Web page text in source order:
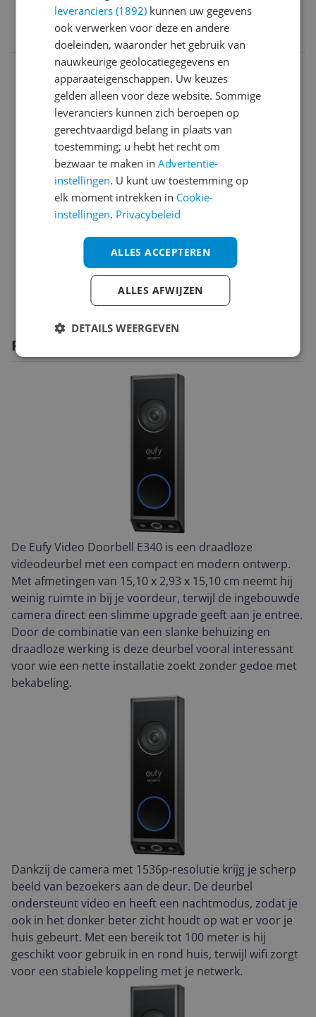
0194644151942
Aansluitingen
Afmetingen
Algemene kenmerken
Camera
Functies
Fysieke kenmerken
Overige kenmerken
Productinformatie
Technisch
Productomschrijving
De Eufy Video Doorbell E340 is een draadloze
videodeurbel met een compact en modern ontwerp.
Met afmetingen van 15,10 x 2,93 x 15,10 cm neemt hij
weinig ruimte in bij je voordeur, terwijl de ingebouwde
camera direct een slimme upgrade geeft aan je entree.
Door de combinatie van een slanke behuizing en
draadloze werking is deze deurbel vooral interessant
voor wie een nette installatie zoekt zonder gedoe met
bekabeling.
Dankzij de camera met 1536p-resolutie krijg je scherp
beeld van bezoekers aan de deur. De deurbel
ondersteunt video en heeft een nachtmodus, zodat je
ook in het donker beter zicht houdt op wat er voor je
huis gebeurt. Met een bereik tot 100 meter is hij
geschikt voor gebruik in en rond huis, terwijl wifi zorgt
voor een stabiele koppeling met je netwerk.
leveranciers (1892) kunnen uw gegevens
ook verwerken voor deze en andere
doeleinden, waaronder het gebruik van
nauwkeurige geolocatiegegevens en
apparaateigenschappen. Uw keuzes
gelden alleen voor deze website. Sommige
leveranciers kunnen zich beroepen op
gerechtvaardigd belang in plaats van
toestemming; u hebt het recht om
bezwaar te maken inAdvertentie-
instellingen. U kunt uw toestemming op
elk moment intrekken in Cookie-
instellingen. Privacybeleid
ALLES ACCEPTEREN
ALLES AFWIJZEN
DETAILS WEERGEVEN